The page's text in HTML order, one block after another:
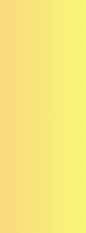
giúp đưa
3, đặc
đến mỡ máu